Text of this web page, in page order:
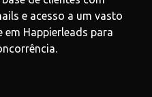
e acesso a um vasto
em Happierleads para